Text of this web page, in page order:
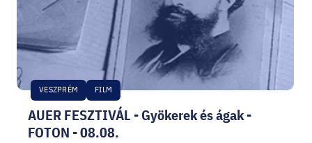
AUER FESZTIVÁL - Gyökerek és ágak -
FOTON - 08.08.
VESZPRÉM FILM